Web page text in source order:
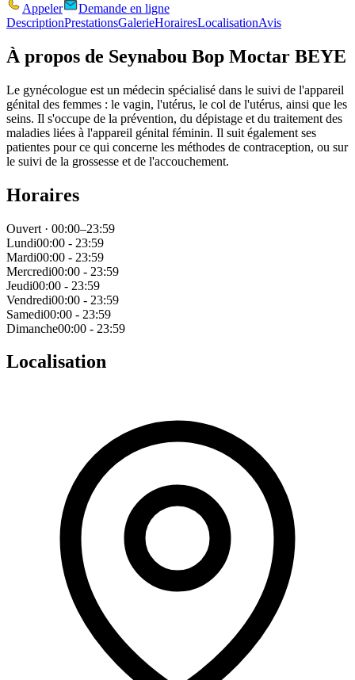
Appeler
Demande en ligne
DescriptionPrestationsGalerieHorairesLocalisationAvis
À propos de Seynabou Bop Moctar BEYE
Le gynécologue est un médecin spécialisé dans le suivi de l'appareil
génital des femmes : le vagin, l'utérus, le col de l'utérus, ainsi que les
seins. Il s'occupe de la prévention, du dépistage et du traitement des
maladies liées à l'appareil génital féminin. Il suit également ses
patientes pour ce qui concerne les méthodes de contraception, ou sur
le suivi de la grossesse et de l'accouchement.
Horaires
Ouvert · 00:00–23:59
Lundi00:00 - 23:59
Mardi00:00 - 23:59
Mercredi00:00 - 23:59
Jeudi00:00 - 23:59
Vendredi00:00 - 23:59
Samedi00:00 - 23:59
Dimanche00:00 - 23:59
Localisation